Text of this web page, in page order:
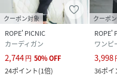
クーポン対象
ROPE' PICNIC
カーディガン
2,744円 50%OFF
24ポイント(1倍)
クーポ
ROPE'
ワンピ
3,998
36ポイ